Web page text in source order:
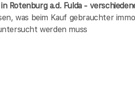
Rotenburg a.d. Fulda -
was beim Kauf gebrauchter
werden muss